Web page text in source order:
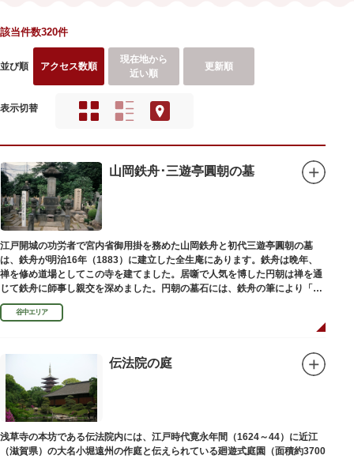
該当件数320件
並び順 アクセス数順
現在地から
近い順
更新順
表示切替
山岡鉄舟･三遊亭圓朝の墓
江戸開城の功労者で宮内省御用掛を務めた山岡鉄舟と初代三遊亭圓朝の墓
は、鉄舟が明治16年（1883）に建立した全生庵にあります。鉄舟は晩年、
禅を修め道場としてこの寺を建てました。居噺で人気を博した円朝は禅を通
じて鉄舟に師事し親交を深めました。円朝の墓石には、鉄舟の筆により「三
遊亭円朝無舌居士」とあります。
谷中エリア
伝法院の庭
浅草寺の本坊である伝法院内には、江戸時代寛永年間（1624～44）に近江
（滋賀県）の大名小堀遠州の作庭と伝えられている廻遊式庭園（面積約3700